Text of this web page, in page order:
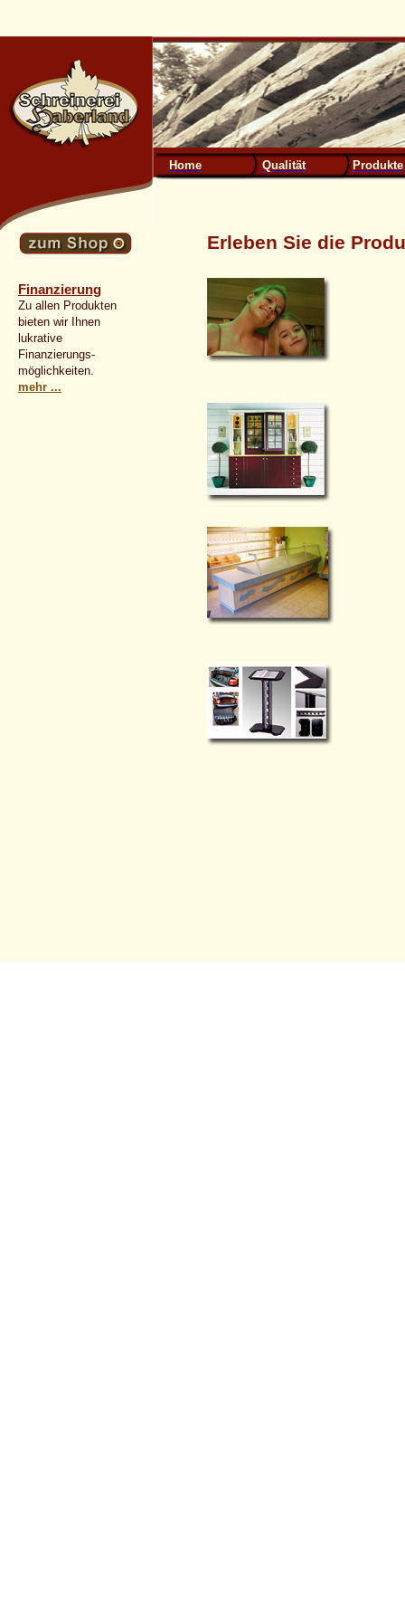
Home Qualität Produkte
Finanzierung
Zu allen Produkten
bieten wir Ihnen
lukrative
Finanzierungs-
möglichkeiten.
mehr ...
Erleben Sie die